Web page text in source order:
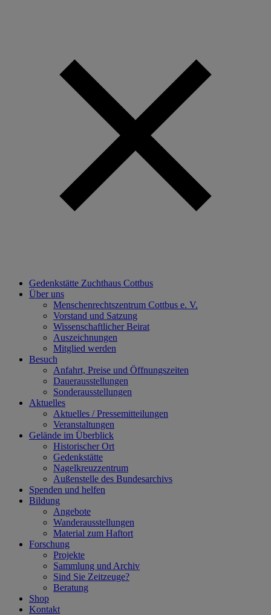
Gedenkstätte Zuchthaus Cottbus
Über uns
Menschenrechtszentrum Cottbus e. V.
Vorstand und Satzung
Wissenschaftlicher Beirat
Auszeichnungen
Mitglied werden
Besuch
Anfahrt, Preise und Öffnungszeiten
Dauerausstellungen
Sonderausstellungen
Aktuelles
Aktuelles / Pressemitteilungen
Veranstaltungen
Gelände im Überblick
Historischer Ort
Gedenkstätte
Nagelkreuzzentrum
Außenstelle des Bundesarchivs
Spenden und helfen
Bildung
Angebote
Wanderausstellungen
Material zum Haftort
Forschung
Projekte
Sammlung und Archiv
Sind Sie Zeitzeuge?
Beratung
Shop
Kontakt